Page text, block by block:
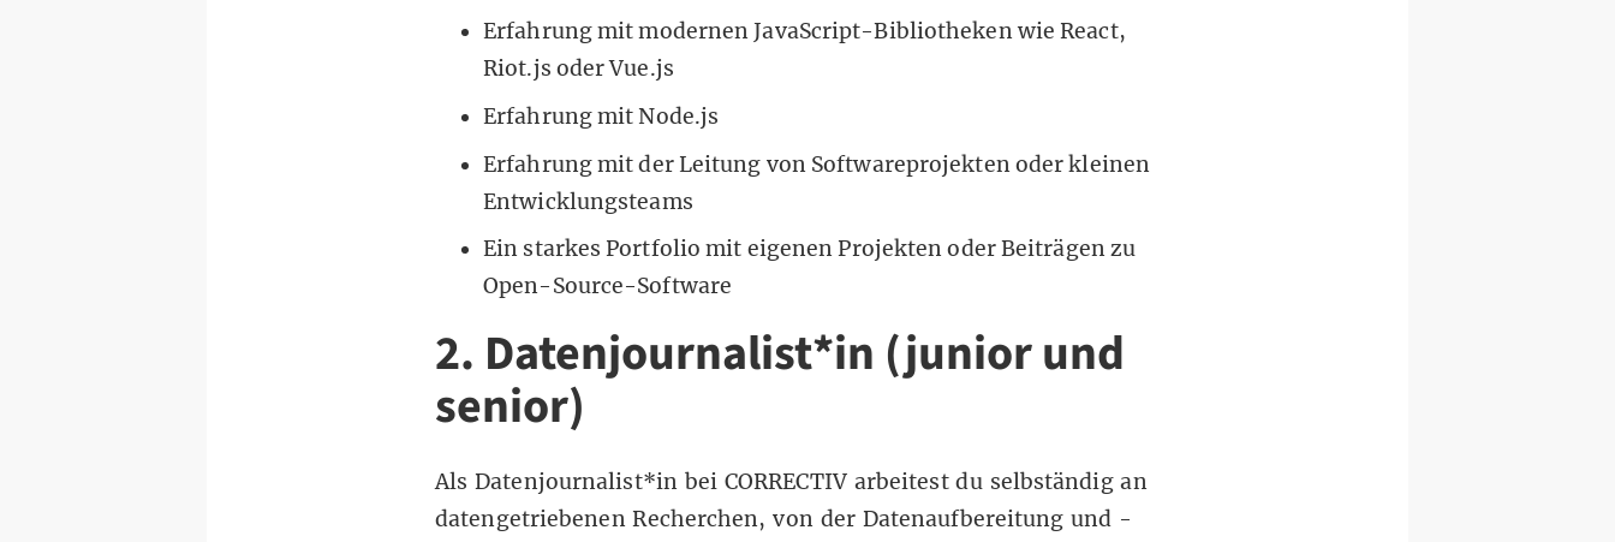
Erfahrung mit modernen JavaScript-Bibliotheken wie React,
Riot.js oder Vue.js
Erfahrung mit Node.js
Erfahrung mit der Leitung von Softwareprojekten oder kleinen
Entwicklungsteams
Ein starkes Portfolio mit eigenen Projekten oder Beiträgen zu
Open-Source-Software
2. Datenjournalist*in (junior und
senior)
Als Datenjournalist*in bei CORRECTIV arbeitest du selbständig an
datengetriebenen Recherchen, von der Datenaufbereitung und -